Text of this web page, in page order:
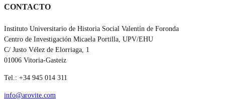
CONTACTO
Instituto Universitario de Historia Social Valentín de Foronda
Centro de Investigación Micaela Portilla, UPV/EHU
C/ Justo Vélez de Elorriaga, 1
01006 Vitoria-Gasteiz
Tel.: +34 945 014 311
info@arovite.com